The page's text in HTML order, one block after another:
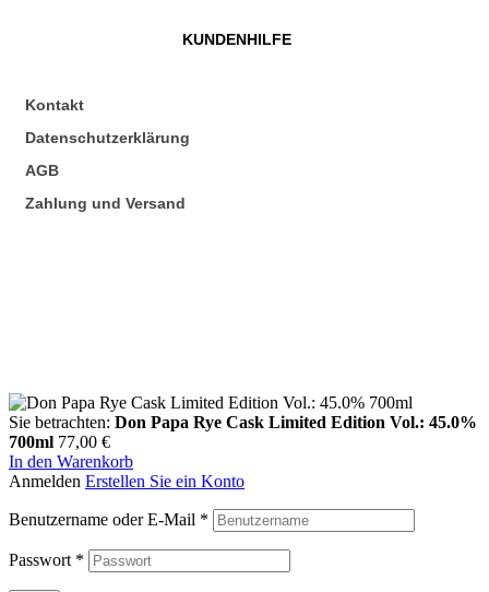
KUNDENHILFE
Kontakt
Datenschutzerklärung
AGB
Zahlung und Versand
Sie betrachten: Don Papa Rye Cask Limited Edition Vol.: 45.0%
700ml 77,00 €
In den Warenkorb
Anmelden Erstellen Sie ein Konto
Benutzername oder E-Mail *
Passwort *